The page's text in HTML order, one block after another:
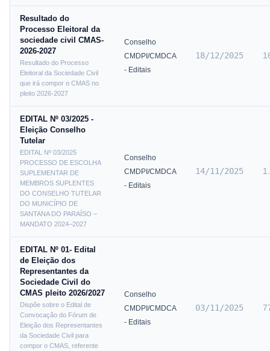
Resultado do
Processo Eleitoral da
sociedade civil CMAS-
2026-2027
Resultado do Processo
Eleitoral da Sociedade Civil
que irá compor o CMAS no
pleito 2026-2027
Conselho
CMDPI/CMDCA
- Editais
18/12/2025
EDITAL Nº 03/2025 -
Eleição Conselho
Tutelar
EDITAL Nº 03/2025
PROCESSO DE ESCOLHA
SUPLEMENTAR DE
MEMBROS SUPLENTES
DO CONSELHO TUTELAR
DO MUNICÍPIO DE
SANTANA DO PARAÍSO –
MANDATO 2024–2027
Conselho
CMDPI/CMDCA
- Editais
14/11/2025
EDITAL Nº 01- Edital
de Eleição dos
Representantes da
Sociedade Civil do
CMAS pleito 2026/2027
Dispõe sobre o Edital de
Convocação do Fórum de
Eleição dos Representantes
da Sociedade Civil para
compor o CMAS, referente
Conselho
CMDPI/CMDCA
- Editais
03/11/2025